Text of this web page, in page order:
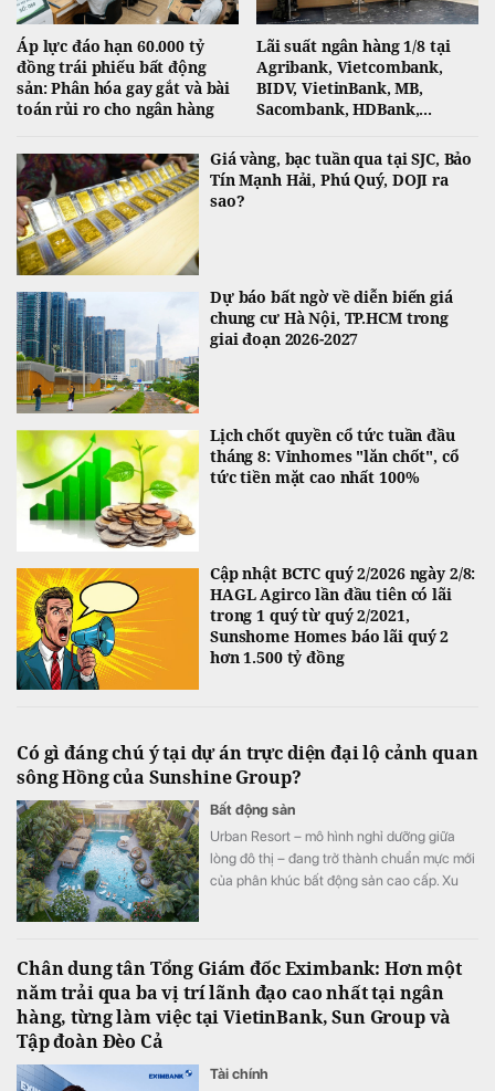
Áp lực đáo hạn 60.000 tỷ
đồng trái phiếu bất động
sản: Phân hóa gay gắt và bài
toán rủi ro cho ngân hàng
Lãi suất ngân hàng 1/8 tại
Agribank, Vietcombank,
BIDV, VietinBank, MB,
Sacombank, HDBank,...
Giá vàng, bạc tuần qua tại SJC, Bảo
Tín Mạnh Hải, Phú Quý, DOJI ra
sao?
Dự báo bất ngờ về diễn biến giá
chung cư Hà Nội, TP.HCM trong
giai đoạn 2026-2027
Lịch chốt quyền cổ tức tuần đầu
tháng 8: Vinhomes "lăn chốt", cổ
tức tiền mặt cao nhất 100%
Cập nhật BCTC quý 2/2026 ngày 2/8:
HAGL Agirco lần đầu tiên có lãi
trong 1 quý từ quý 2/2021,
Sunshome Homes báo lãi quý 2
hơn 1.500 tỷ đồng
Có gì đáng chú ý tại dự án trực diện đại lộ cảnh quan
sông Hồng của Sunshine Group?
Bất động sản
Urban Resort – mô hình nghỉ dưỡng giữa
lòng đô thị – đang trở thành chuẩn mực mới
của phân khúc bất động sản cao cấp. Xu
có.
Chân dung tân Tổng Giám đốc Eximbank: Hơn một
năm trải qua ba vị trí lãnh đạo cao nhất tại ngân
hàng, từng làm việc tại VietinBank, Sun Group và
Tập đoàn Đèo Cả
Tài chính